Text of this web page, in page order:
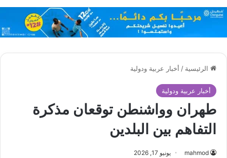
الرئيسية / أخبار عربية ودولية
أخبار عربية ودولية
طهران وواشنطن توقعان مذكرة
التفاهم بين البلدين
mahmod يونيو 17, 2026